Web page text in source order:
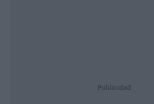
Publicidad